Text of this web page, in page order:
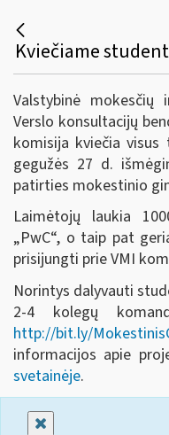
Valstybinė
Verslo konsultacijų
komisija kviečia
gegužės 27 d.
patirties mokestinio
Laimėtojų laukia
„PwC“, o taip pat
prisijungti prie VMI
Norintys dalyvauti
2-4 kolegų
http://bit.ly/
informacijos apie
svetainėje.